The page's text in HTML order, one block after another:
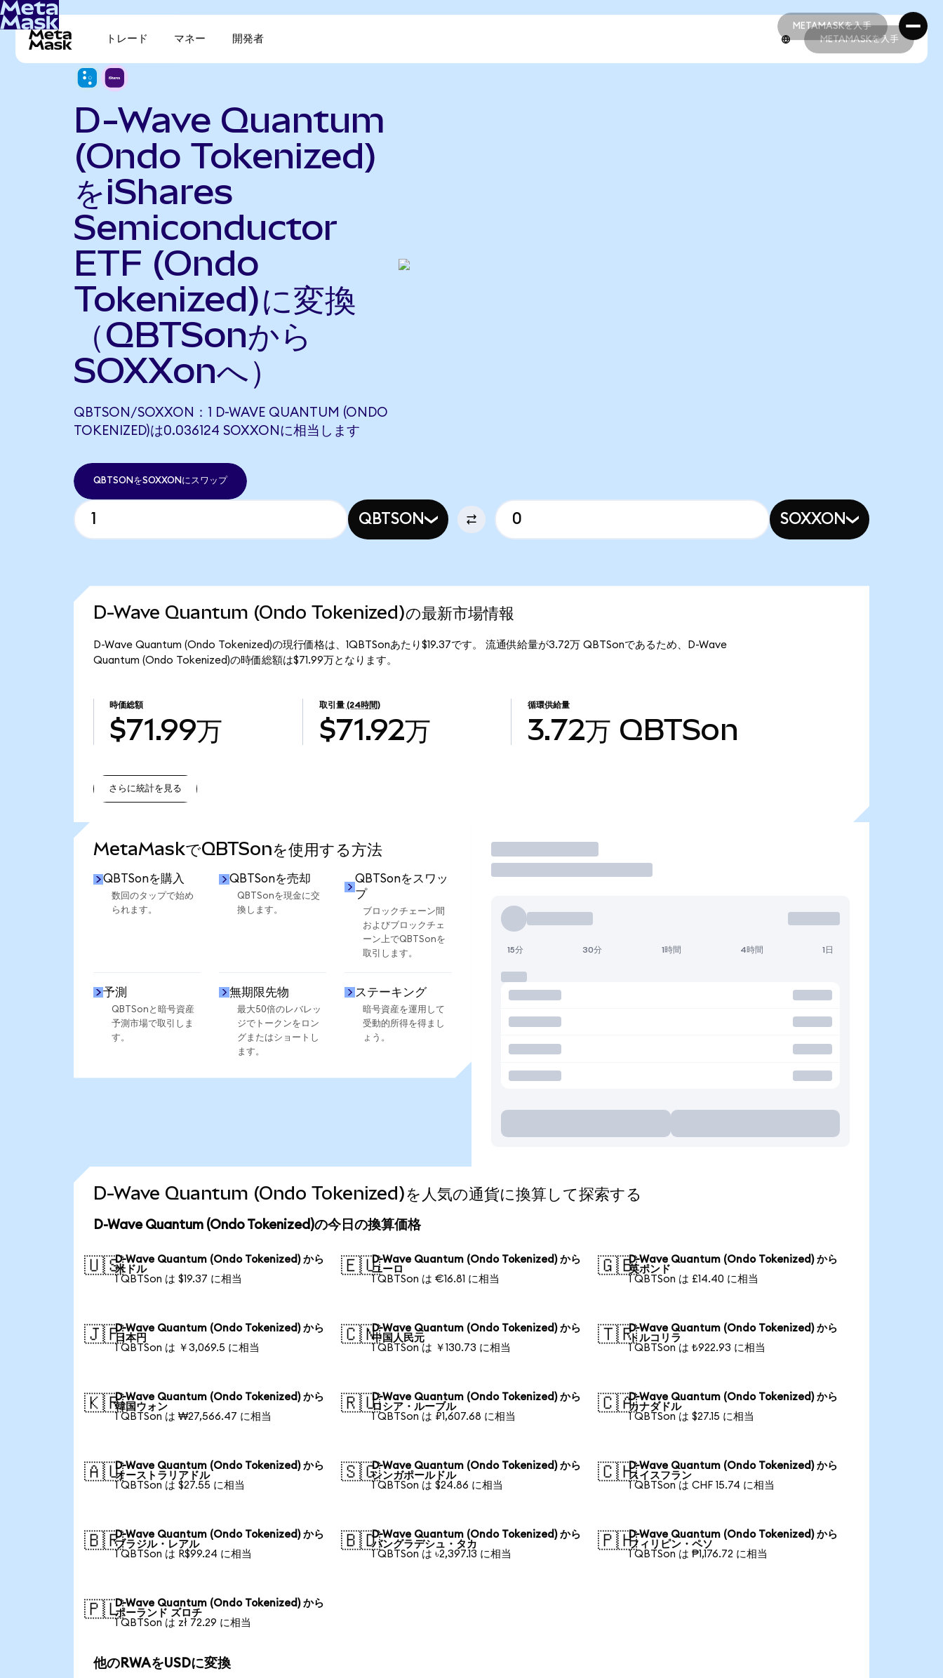
METAMASKを入手
METAMASKを入手
トレード マネー 開発者 METAMASKを入手
D-Wave Quantum
(Ondo Tokenized)
をiShares
Semiconductor
ETF (Ondo
Tokenized)に変換
（QBTSonから
SOXXonへ）
QBTSON/SOXXON：1 D-WAVE QUANTUM (ONDO
TOKENIZED)は0.036124 SOXXONに相当します
QBTSONをSOXXONにスワップ
QBTSON SOXXON
D-Wave Quantum (Ondo Tokenized)の最新市場情報
D-Wave Quantum (Ondo Tokenized)の現行価格は、1QBTSonあたり$19.37です。 流通供給量が3.72万 QBTSonであるため、D-Wave
Quantum (Ondo Tokenized)の時価総額は$71.99万となります。
時価総額
$71.99万
取引量 (24時間)
$71.92万
循環供給量
3.72万 QBTSon
さらに統計を見る
MetaMaskでQBTSonを使用する方法
QBTSonを購入
数回のタップで始め
られます。
QBTSonを売却
QBTSonを現金に交
換します。
QBTSonをスワッ
プ
ブロックチェーン間
およびブロックチェ
ーン上でQBTSonを
取引します。
予測
QBTSonと暗号資産
予測市場で取引しま
す。
無期限先物
最大50倍のレバレッ
ジでトークンをロン
グまたはショートし
ます。
ステーキング
暗号資産を運用して
受動的所得を得まし
ょう。
取引
15分 30分 1時間 4時間 1日
D-Wave Quantum (Ondo Tokenized)を人気の通貨に換算して探索する
D-Wave Quantum (Ondo Tokenized)の今日の換算価格
🇺🇸D-Wave Quantum (Ondo Tokenized) から
米ドル
1 QBTSon は $19.37 に相当
🇪🇺D-Wave Quantum (Ondo Tokenized) から
ユーロ
1 QBTSon は €16.81 に相当
🇬🇧D-Wave Quantum (Ondo Tokenized) から
英ポンド
1 QBTSon は £14.40 に相当
🇯🇵D-Wave Quantum (Ondo Tokenized) から
日本円
1 QBTSon は ￥3,069.5 に相当
🇨🇳D-Wave Quantum (Ondo Tokenized) から
中国人民元
1 QBTSon は ￥130.73 に相当
🇹🇷D-Wave Quantum (Ondo Tokenized) から
トルコリラ
1 QBTSon は ₺922.93 に相当
🇰🇷D-Wave Quantum (Ondo Tokenized) から
韓国ウォン
1 QBTSon は ₩27,566.47 に相当
🇷🇺D-Wave Quantum (Ondo Tokenized) から
ロシア・ルーブル
1 QBTSon は ₽1,607.68 に相当
🇨🇦D-Wave Quantum (Ondo Tokenized) から
カナダドル
1 QBTSon は $27.15 に相当
🇦🇺D-Wave Quantum (Ondo Tokenized) から
オーストラリアドル
1 QBTSon は $27.55 に相当
🇸🇬D-Wave Quantum (Ondo Tokenized) から
シンガポールドル
1 QBTSon は $24.86 に相当
🇨🇭D-Wave Quantum (Ondo Tokenized) から
スイスフラン
1 QBTSon は CHF 15.74 に相当
🇧🇷D-Wave Quantum (Ondo Tokenized) から
ブラジル・レアル
1 QBTSon は R$99.24 に相当
🇧🇩D-Wave Quantum (Ondo Tokenized) から
バングラデシュ・タカ
1 QBTSon は ৳2,397.13 に相当
🇵🇭D-Wave Quantum (Ondo Tokenized) から
フィリピン・ペソ
1 QBTSon は ₱1,176.72 に相当
🇵🇱D-Wave Quantum (Ondo Tokenized) から
ポーランド ズロチ
1 QBTSon は zł 72.29 に相当
他のRWAをUSDに変換